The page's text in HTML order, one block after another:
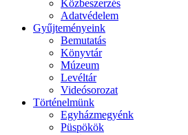
Közbeszerzés
Adatvédelem
Gyűjteményeink
Bemutatás
Könyvtár
Múzeum
Levéltár
Videósorozat
Történelmünk
Egyházmegyénk
Püspökök